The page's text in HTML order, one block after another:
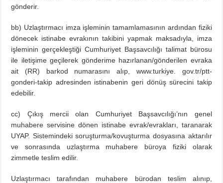
gönderir.
bb) Uzlaştırmacı imza işleminin tamamlamasının ardından fiziki
dönecek istinabe evrakının takibini yapmak maksadıyla, imza
işleminin gerçekleştiği Cumhuriyet Başsavcılığı talimat bürosu
ile iletişime geçilerek gönderime hazırlanan/gönderilen evraka
ait (RR) barkod numarasını alıp, www.turkiye. gov.tr/ptt-
gonderi-takip adresinden istinabenin geri dönüş sürecini takip
edebilir.
cc) Çıkış mercii olan Cumhuriyet Başsavcılığı’nın genel
muhabere servisine dönen istinabe evrak/evrakları, taranarak
UYAP. Sistemindeki soruşturma/kovuşturma dosyasına aktarılır
ve sonrasında uzlaştırma muhabere büroya fiziki olarak
zimmetle teslim edilir.
Uzlaştırmacı tarafından muhabere bürodan teslim alınıp,